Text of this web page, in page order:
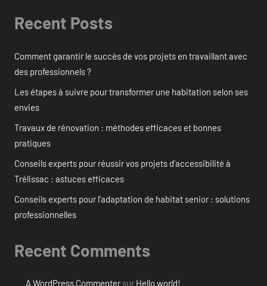
Recent Posts
Comment garantir le succès de vos projets en travaillant avec
des professionnels ?
Les étapes à suivre pour transformer une habitation selon ses
envies
Travaux de rénovation : méthodes efficaces et bonnes
pratiques
Conseils experts pour réussir vos projets d’accessibilité à
Trélissac : astuces efficaces
Conseils experts pour l’adaptation de habitat senior : solutions
professionnelles
Recent Comments
A WordPress Commentersur Hello world!